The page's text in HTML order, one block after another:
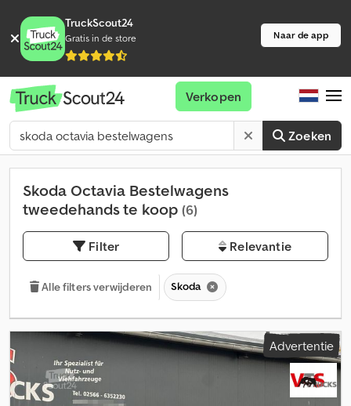
TruckScout24
Gratis in de store Naar de app
Zoeken
Verkopen
Skoda Octavia Bestelwagens
tweedehands te koop (6)
Filter Relevantie
Alle filters verwijderen Skoda
Advertentie